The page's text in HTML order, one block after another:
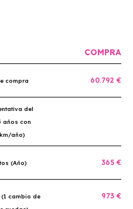
COMPRA
compra 60.792 €
del
años con
año)
(Año) 365 €
cambio de
973 €